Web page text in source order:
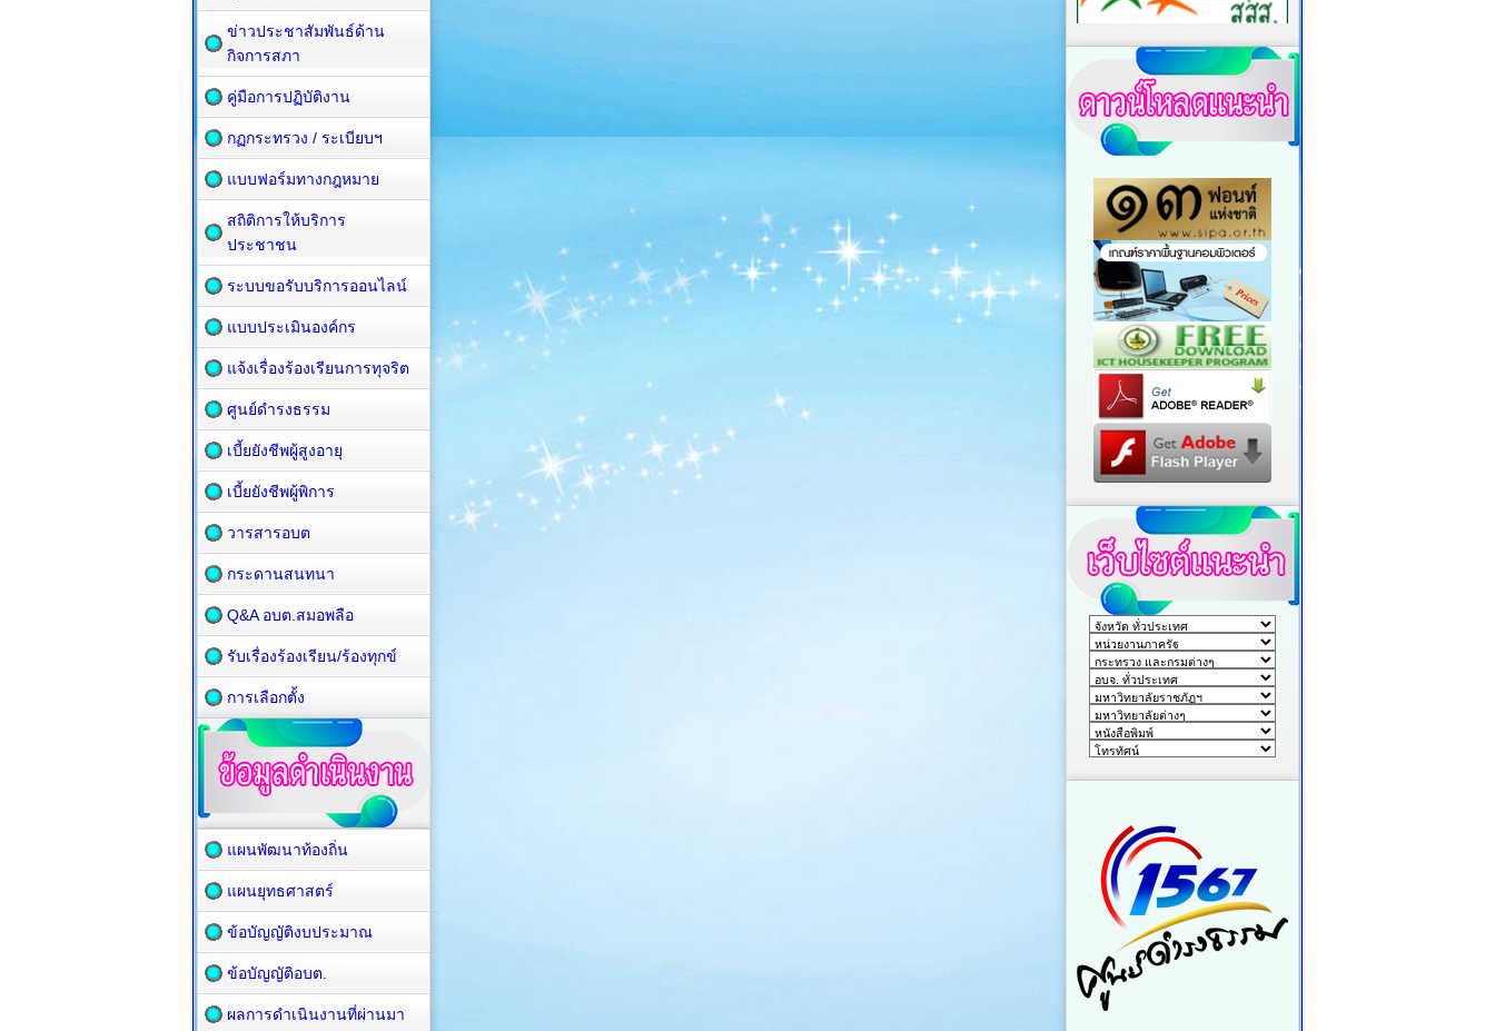
ข่าวประชาสัมพันธ์ด้าน
กิจการสภา
คู่มือการปฏิบัติงาน
กฏกระทรวง / ระเบียบฯ
แบบฟอร์มทางกฎหมาย
สถิติการให้บริการ
ประชาชน
ระบบขอรับบริการออนไลน์
แบบประเมินองค์กร
แจ้งเรื่องร้องเรียนการทุจริต
ศูนย์ดำรงธรรม
เบี้ยยังชีพผู้สูงอายุ
เบี้ยยังชีพผู้พิการ
วารสารอบต
กระดานสนทนา
Q&A อบต.สมอพลือ
รับเรื่องร้องเรียน/ร้องทุกข์
การเลือกตั้ง
แผนพัฒนาท้องถิ่น
แผนยุทธศาสตร์
ข้อบัญญัติงบประมาณ
ข้อบัญญัติอบต.
ผลการดำเนินงานที่ผ่านมา